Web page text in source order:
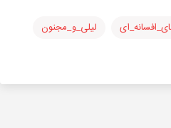
لیلی_و_مجنون